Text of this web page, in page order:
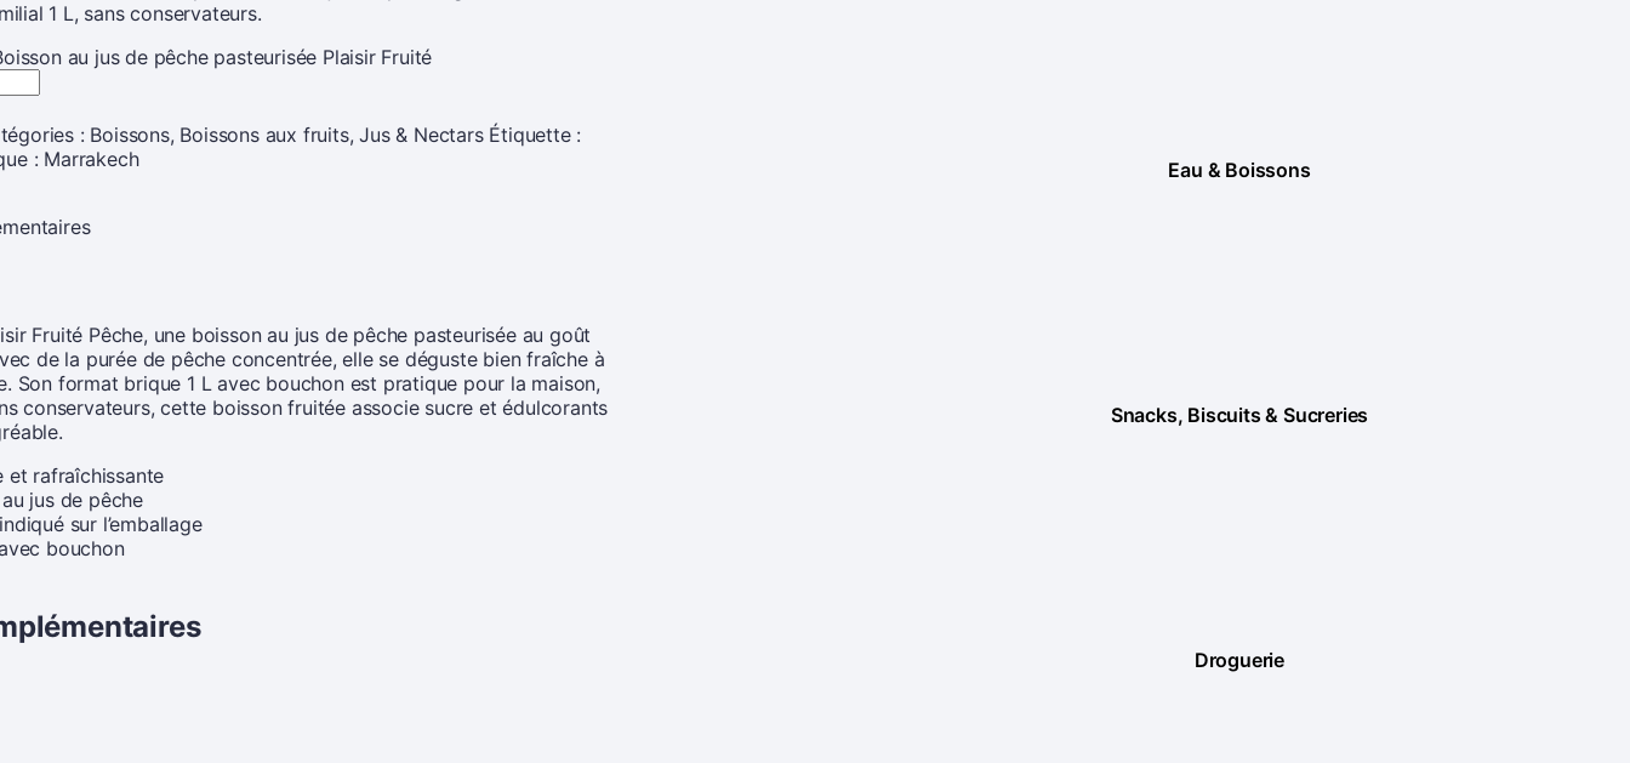
1 L, sans conservateurs.
au jus de pêche pasteurisée Plaisir Fruité
: Boissons, Boissons aux fruits,Jus & Nectars Étiquette :
: Marrakech
Fruité Pêche, une boisson au jus de pêche pasteurisée au goût
de la purée de pêche concentrée, elle se déguste bien fraîche à
Son format brique 1 L avec bouchon est pratique pour la maison,
conservateurs, cette boisson fruitée associe sucre et édulcorants
et rafraîchissante
jus de pêche
sur l’emballage
bouchon
Eau & Boissons
Snacks, Biscuits & Sucreries
Droguerie